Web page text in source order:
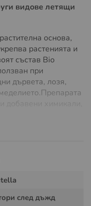
видове летящи
основа,
растенията и
състав Bio
при
дървета, лозя,
против
употреба разклатете
три пъти с интервал
третиране,
след дъжд